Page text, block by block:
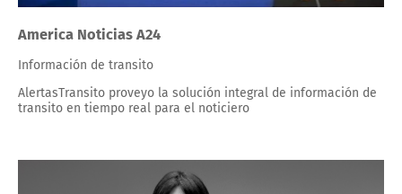
America Noticias A24
Información de transito
AlertasTransito proveyo la solución integral de información de
transito en tiempo real para el noticiero